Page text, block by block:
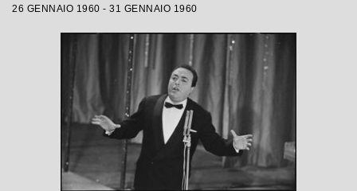
26 GENNAIO 1960 - 31 GENNAIO 1960